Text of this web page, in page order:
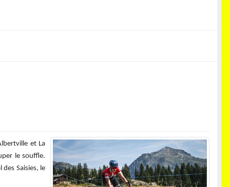
et La
le souffle.
Saisies, le